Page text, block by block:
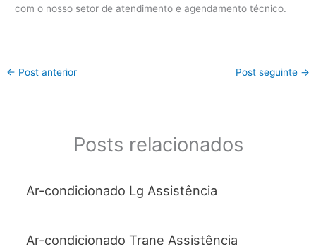
com o nosso setor de atendimento e agendamento técnico.
← Post anterior Post seguinte →
Posts relacionados
Ar-condicionado Lg Assistência
Ar-condicionado Trane Assistência